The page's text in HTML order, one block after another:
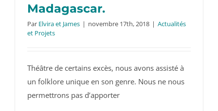
Les élections Présidentielles à
Madagascar.
Par Elvira et James | novembre 17th, 2018 | Actualités
et Projets
Théâtre de certains excès, nous avons assisté à
un folklore unique en son genre. Nous ne nous
permettrons pas d’apporter